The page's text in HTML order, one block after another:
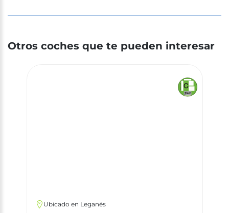
Otros coches que te pueden interesar
Ubicado en Leganés